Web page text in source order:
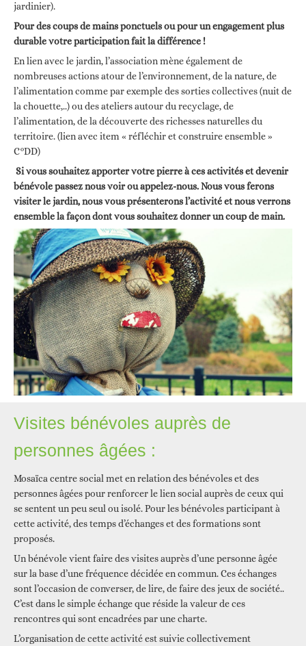
jardinier).
Pour des coups de mains ponctuels ou pour un engagement plus
durable votre participation fait la différence !
En lien avec le jardin, l’association mène également de
nombreuses actions atour de l’environnement, de la nature, de
l’alimentation comme par exemple des sorties collectives (nuit de
la chouette,..) ou des ateliers autour du recyclage, de
l’alimentation, de la découverte des richesses naturelles du
territoire. (lien avec item « réfléchir et construire ensemble »
C°DD)
Si vous souhaitez apporter votre pierre à ces activités et devenir
bénévole passez nous voir ou appelez-nous. Nous vous ferons
visiter le jardin, nous vous présenterons l’activité et nous verrons
ensemble la façon dont vous souhaitez donner un coup de main.
Visites bénévoles auprès de
personnes âgées :
Mosaïca centre social met en relation des bénévoles et des
personnes âgées pour renforcer le lien social auprès de ceux qui
se sentent un peu seul ou isolé. Pour les bénévoles participant à
cette activité, des temps d’échanges et des formations sont
proposés.
Un bénévole vient faire des visites auprès d’une personne âgée
sur la base d’une fréquence décidée en commun. Ces échanges
sont l’occasion de converser, de lire, de faire des jeux de société..
C’est dans le simple échange que réside la valeur de ces
rencontres qui sont encadrées par une charte.
L’organisation de cette activité est suivie collectivement